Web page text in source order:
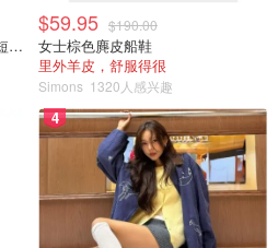
lululemon Softstreme 女士高腰短裤 10cm
$59.95 $190.00
女士棕色麂皮船鞋
里外羊皮，舒服得很
Simons 1320人感兴趣
4